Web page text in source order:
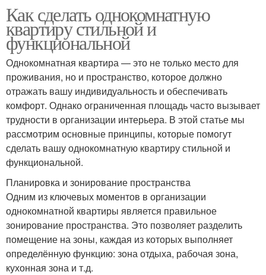
Как сделать однокомнатную
квартиру стильной и
функциональной
Однокомнатная квартира — это не только место для
проживания, но и пространство, которое должно
отражать вашу индивидуальность и обеспечивать
комфорт. Однако ограниченная площадь часто вызывает
трудности в организации интерьера. В этой статье мы
рассмотрим основные принципы, которые помогут
сделать вашу однокомнатную квартиру стильной и
функциональной.
Планировка и зонирование пространства
Одним из ключевых моментов в организации
однокомнатной квартиры является правильное
зонирование пространства. Это позволяет разделить
помещение на зоны, каждая из которых выполняет
определённую функцию: зона отдыха, рабочая зона,
кухонная зона и т.д.